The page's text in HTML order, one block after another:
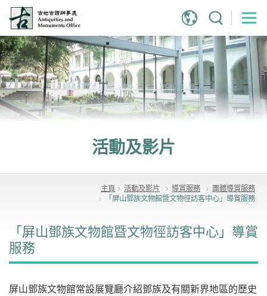
到
內
容
活動及影片
主頁 活動及影片 導賞服務
團體導賞服務
「屏山鄧族文物館暨文物徑訪客中心」導賞服務
「屏山鄧族文物館暨文物徑訪客中心」導賞
服務
屏山鄧族文物館常設展覽廳介紹鄧族及有關新界地區的歷史